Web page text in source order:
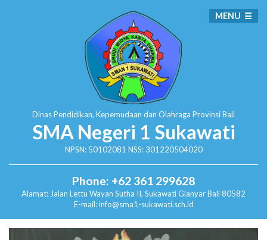
Dinas Pendidikan, Kepemudaan dan Olahraga Provinsi Bali
SMA Negeri 1 Sukawati
NPSN: 50102081 NSS: 301220504020
Phone: +62 361 299628
Alamat: Jalan Lettu Wayan Sutha II, SukawatiGianyar Bali 80582
E-mail: info@sma1-sukawati.sch.id
MENU